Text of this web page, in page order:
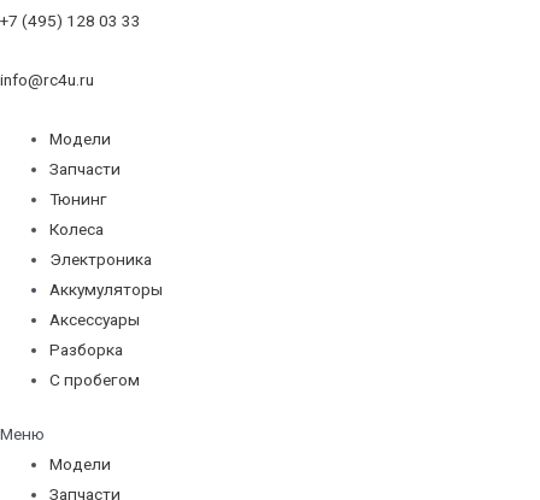
+7 (495) 128 03 33
info@rc4u.ru
Модели
Запчасти
Тюнинг
Колеса
Электроника
Аккумуляторы
Аксессуары
Разборка
С пробегом
Меню
Модели
Запчасти